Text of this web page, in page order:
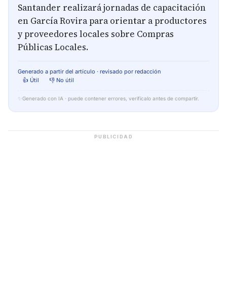
Santander realizará jornadas de capacitación
en García Rovira para orientar a productores
y proveedores locales sobre Compras
Públicas Locales.
Generado a partir del artículo · revisado por redacción
👍 Útil
👎 No útil
✨ Generado con IA · puede contener errores, verifícalo antes de compartir.
PUBLICIDAD